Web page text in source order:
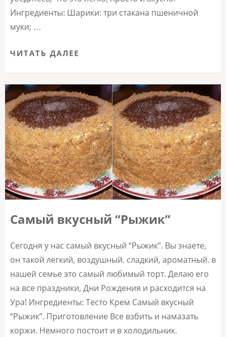
Ингредиенты: Шарики: три стакана пшеничной
муки; …
ЧИТАТЬ ДАЛЕЕ
Самый вкусный “Рыжик”
Сегодня у нас самый вкусный “Рыжик”. Вы знаете,
он такой легкий, воздушный. сладкий, ароматный. в
нашей семье это самый любимый торт. Делаю его
на все праздники, Дни Рождения и расходится на
Ура! Ингредиенты: Тесто Крем Самый вкусный
“Рыжик”. Приготовление Все взбить и намазать
коржи. Немного постоит и в холодильник.